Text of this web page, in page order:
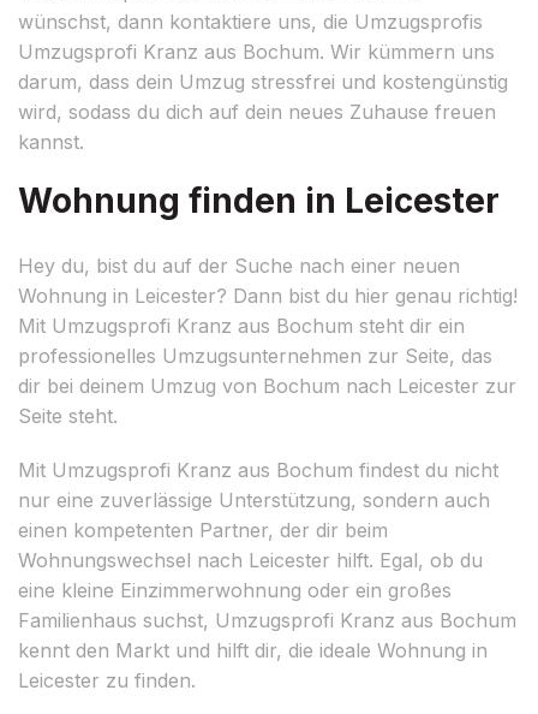
wünschst, dann kontaktiere uns, die Umzugsprofis
Umzugsprofi Kranz aus Bochum. Wir kümmern uns
darum, dass dein Umzug stressfrei und kostengünstig
wird, sodass du dich auf dein neues Zuhause freuen
kannst.
Wohnung finden in Leicester
Hey du, bist du auf der Suche nach einer neuen
Wohnung in Leicester? Dann bist du hier genau richtig!
Mit Umzugsprofi Kranz aus Bochum steht dir ein
professionelles Umzugsunternehmen zur Seite, das
dir bei deinem Umzug von Bochum nach Leicester zur
Seite steht.
Mit Umzugsprofi Kranz aus Bochum findest du nicht
nur eine zuverlässige Unterstützung, sondern auch
einen kompetenten Partner, der dir beim
Wohnungswechsel nach Leicester hilft. Egal, ob du
eine kleine Einzimmerwohnung oder ein großes
Familienhaus suchst, Umzugsprofi Kranz aus Bochum
kennt den Markt und hilft dir, die ideale Wohnung in
Leicester zu finden.